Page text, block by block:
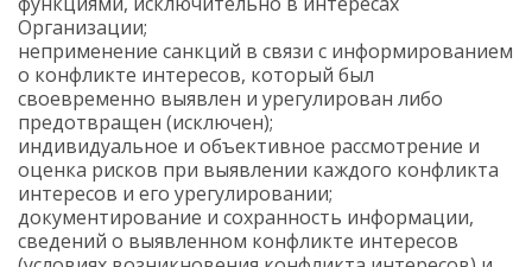
Организации;
неприменение санкций в связи с информированием
о конфликте интересов, который был
своевременно выявлен и урегулирован либо
предотвращен (исключен);
индивидуальное и объективное рассмотрение и
оценка рисков при выявлении каждого конфликта
интересов и его урегулировании;
документирование и сохранность информации,
сведений о выявленном конфликте интересов